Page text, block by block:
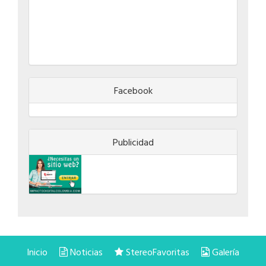
Facebook
Publicidad
Inicio Noticias StereoFavoritas Galería